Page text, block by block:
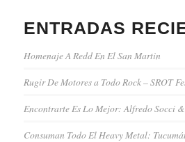
ENTRADAS
Homenaje A Redd En El San Martin
Rugir De Motores a Todo Rock – SROT
Encontrarte Es Lo Mejor: Alfredo Socci
Consuman Todo El Heavy Metal: